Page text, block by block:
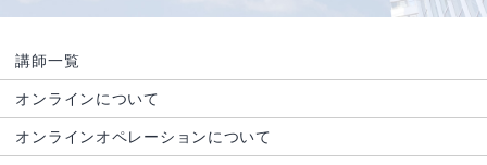
講師一覧
オンラインについて
オンラインオペレーションについて